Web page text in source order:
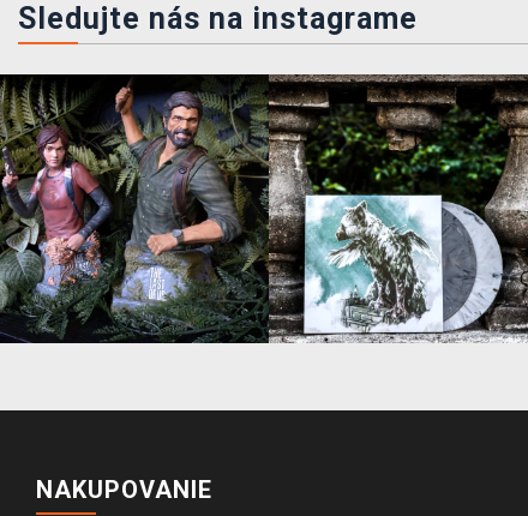
Sledujte nás na instagrame
NAKUPOVANIE